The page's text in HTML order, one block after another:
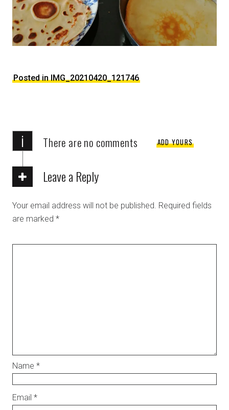
Posted in IMG_20210420_121746
i There are no comments ADD YOURS
Leave a Reply
Your email address will not be published. Required fields
are marked *
Name *
Email *